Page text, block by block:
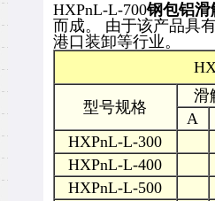
HXPnL-L-700钢包铝滑
而成。 由于该产品具
港口装卸等行业。
型号规格
滑
A
HXPnL-L-300
HXPnL-L-400
HXPnL-L-500